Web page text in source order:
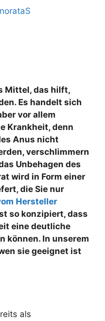
Mittel, das hilft,
Es handelt sich
vor allem
Krankheit, denn
Anus nicht
verschlimmern
Unbehagen des
wird in Form einer
die Sie nur
Hersteller
so konzipiert, dass
eine deutliche
können. In unserem
sie geeignet ist
als